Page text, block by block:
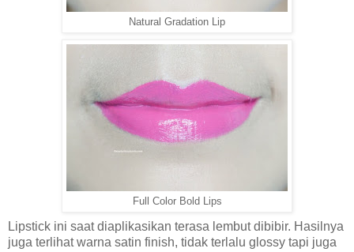
Natural Gradation Lip
Full Color Bold Lips
Lipstick ini saat diaplikasikan terasa lembut dibibir. Hasilnya
juga terlihat warna satin finish, tidak terlalu glossy tapi juga